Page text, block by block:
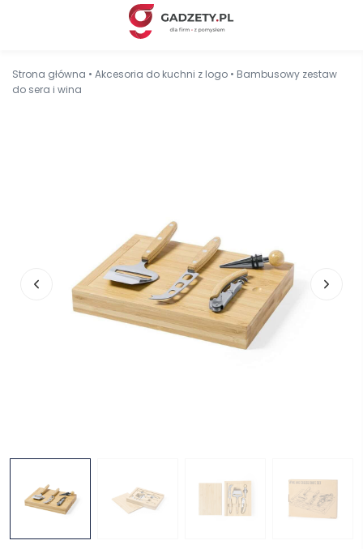
Strona główna • Akcesoria do kuchni z logo • Bambusowy zestaw
do sera i wina